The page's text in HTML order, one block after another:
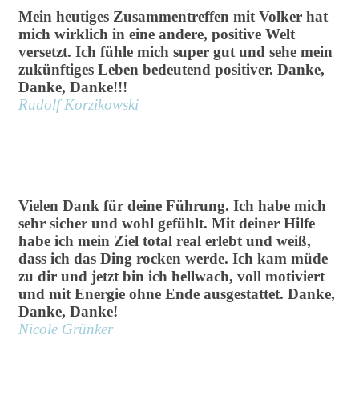
Mein heutiges Zusammentreffen mit Volker hat
mich wirklich in eine andere, positive Welt
versetzt. Ich fühle mich super gut und sehe mein
zukünftiges Leben bedeutend positiver. Danke,
Danke, Danke!!!
Rudolf Korzikowski
Vielen Dank für deine Führung. Ich habe mich
sehr sicher und wohl gefühlt. Mit deiner Hilfe
habe ich mein Ziel total real erlebt und weiß,
dass ich das Ding rocken werde. Ich kam müde
zu dir und jetzt bin ich hellwach, voll motiviert
und mit Energie ohne Ende ausgestattet. Danke,
Danke, Danke!
Nicole Grünker